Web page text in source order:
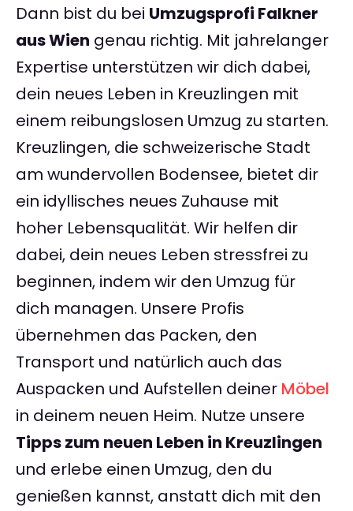
Dann bist du bei Umzugsprofi Falkner
aus Wien genau richtig. Mit jahrelanger
Expertise unterstützen wir dich dabei,
dein neues Leben in Kreuzlingen mit
einem reibungslosen Umzug zu starten.
Kreuzlingen, die schweizerische Stadt
am wundervollen Bodensee, bietet dir
ein idyllisches neues Zuhause mit
hoher Lebensqualität. Wir helfen dir
dabei, dein neues Leben stressfrei zu
beginnen, indem wir den Umzug für
dich managen. Unsere Profis
übernehmen das Packen, den
Transport und natürlich auch das
Auspacken und Aufstellen deiner Möbel
in deinem neuen Heim. Nutze unsere
Tipps zum neuen Leben in Kreuzlingen
und erlebe einen Umzug, den du
genießen kannst, anstatt dich mit den